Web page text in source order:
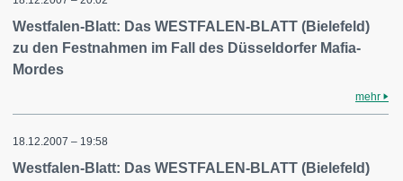
Westfalen-Blatt: Das WESTFALEN-BLATT (Bielefeld)
zu den Festnahmen im Fall des Düsseldorfer Mafia-
Mordes
mehr
18.12.2007 – 19:58
Westfalen-Blatt: Das WESTFALEN-BLATT (Bielefeld)